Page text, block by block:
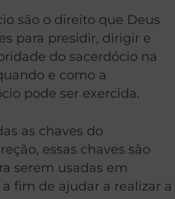
são o direito que Deus
para presidir, dirigir e
do sacerdócio na
e como a
pode ser exercida.
as chaves do
essas chaves são
serem usadas em
fim de ajudar a realizar a